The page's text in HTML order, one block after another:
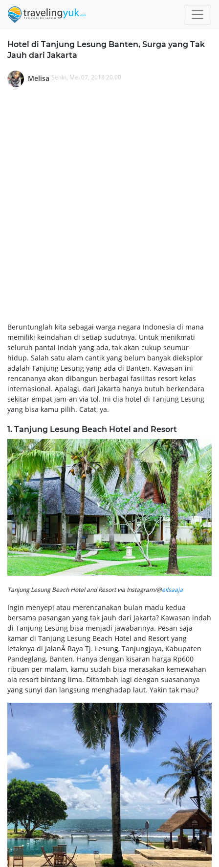
Hotel di Tanjung Lesung Banten, Surga yang Tak
Jauh dari Jakarta
Melisa Senin, Mei 07, 2018 20.00
Beruntunglah kita sebagai warga negara Indonesia di mana
memiliki keindahan di setiap sudutnya. Untuk menikmati
seluruh pantai indah yang ada, tak akan cukup seumur
hidup. Salah satu alam cantik yang belum banyak dieksplor
adalah Tanjung Lesung yang ada di Banten. Kawasan ini
rencananya akan dibangun berbagai fasilitas resort kelas
internasional. Apalagi, dari Jakarta hanya butuh berkendara
sekitar empat jam-an via tol. Ini dia hotel di Tanjung Lesung
yang bisa kamu pilih. Catat, ya.
1. Tanjung Lesung Beach Hotel and Resort
Tanjung Lesung Beach Hotel and Resort via Instagram/@ellsaaja
Ingin menyepi atau merencanakan bulan madu kedua
bersama pasangan yang tak jauh dari Jakarta? Kawasan indah
di Tanjung Lesung bisa menjadi jawabannya. Pesan saja
kamar di Tanjung Lesung Beach Hotel and Resort yang
letaknya di JalanÂ Raya Tj. Lesung, Tanjungjaya, Kabupaten
Pandeglang, Banten. Hanya dengan kisaran harga Rp600
ribuan per malam, kamu sudah bisa merasakan kemewahan
ala resort bintang lima. Ditambah lagi dengan suasananya
yang sunyi dan langsung menghadap laut. Yakin tak mau?